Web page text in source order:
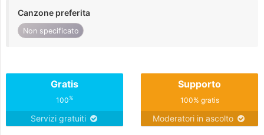
Canzone preferita
Non specificato
Gratis
100%
Servizi gratuiti
Supporto
100% gratis
Moderatori in ascolto